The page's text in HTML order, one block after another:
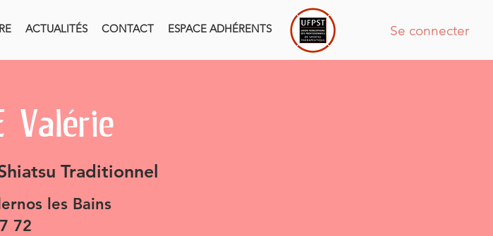
ACTUALITÉS CONTACT ESPACE ADHÉRENTS Se connecter
Valérie
Traditionnel
les Bains
72